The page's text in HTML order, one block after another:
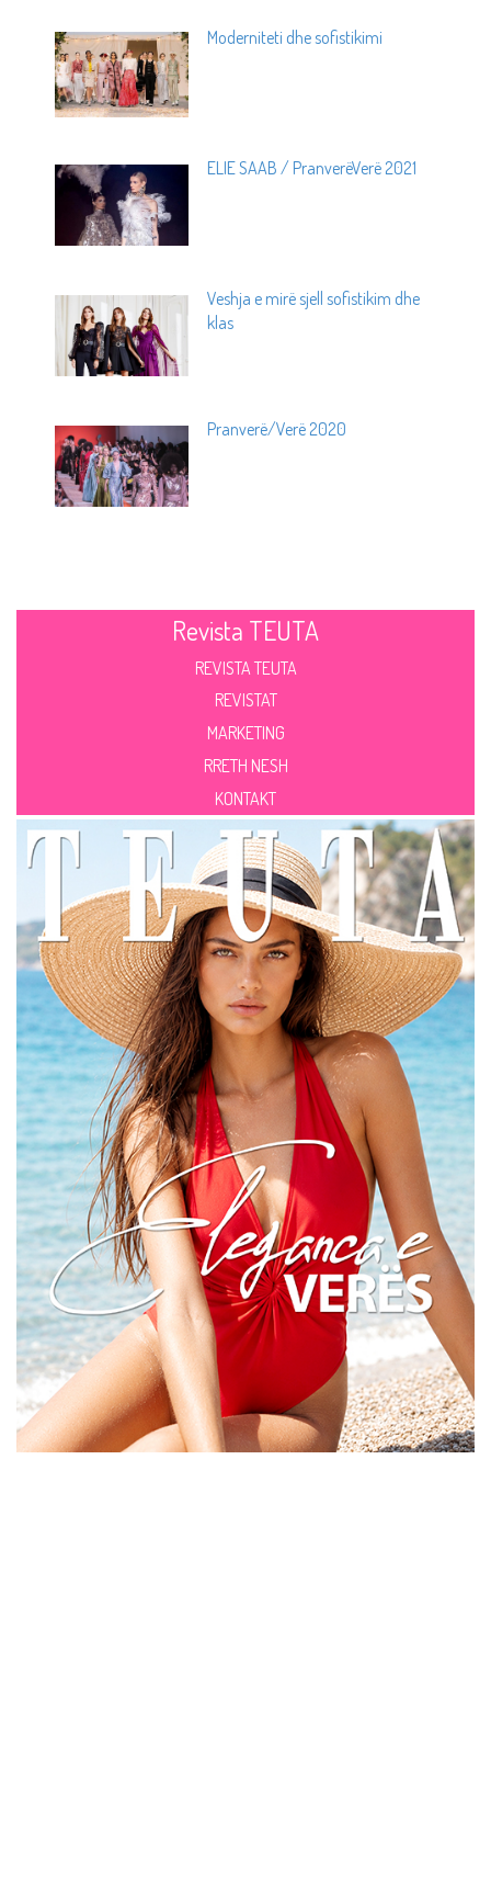
Moderniteti dhe sofistikimi
ELIE SAAB / PranverëVerë 2021
Veshja e mirë sjell sofistikim dhe
klas
Pranverë/Verë 2020
Revista TEUTA
REVISTA TEUTA
REVISTAT
MARKETING
RRETH NESH
KONTAKT